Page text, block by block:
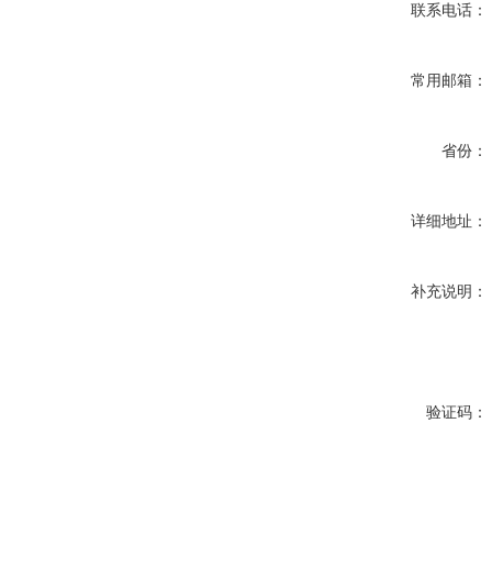
联系电话：
常用邮箱：
省份：
详细地址：
补充说明：
验证码：